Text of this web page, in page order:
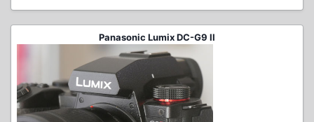
Panasonic Lumix DC-G9 II